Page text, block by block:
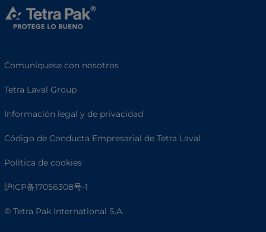
Comuníquese con nosotros
Tetra Laval Group
Información legal y de privacidad
Código de Conducta Empresarial de Tetra Laval
Política de cookies
沪ICP备17056308号-1
© Tetra Pak International S.A.